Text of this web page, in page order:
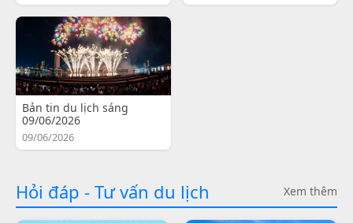
Bản tin du lịch sáng
09/06/2026
09/06/2026
Hỏi đáp - Tư vấn du lịch Xem thêm